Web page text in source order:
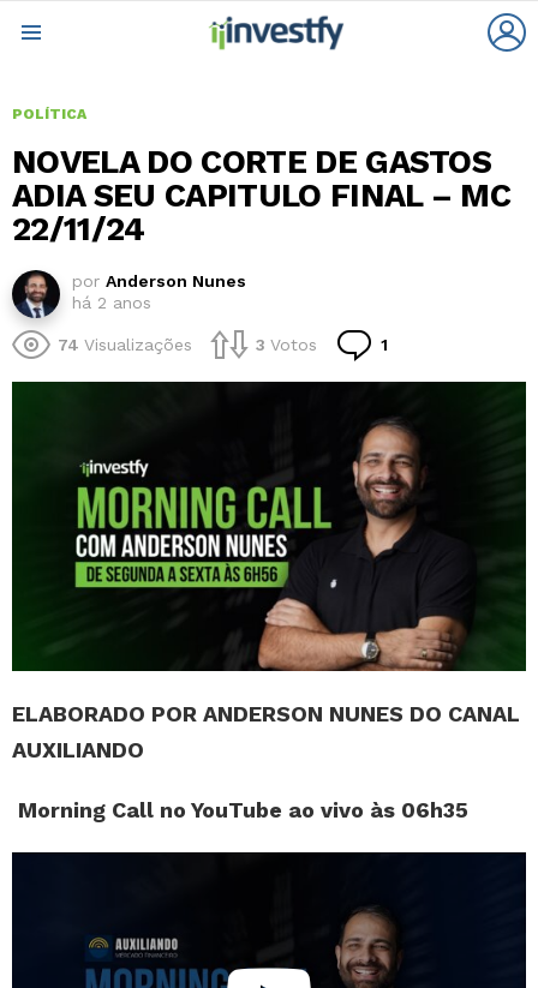
POLÍTICA
NOVELA DO CORTE DE GASTOS
ADIA SEU CAPITULO FINAL – MC
22/11/24
por Anderson Nunes
há 2 anos
74 Visualizações 3 Votos 1
ELABORADO POR ANDERSON NUNES DO CANAL
AUXILIANDO
Morning Call no YouTube ao vivo às 06h35